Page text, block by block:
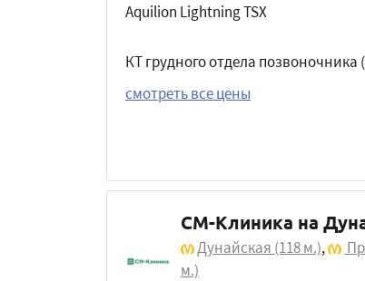
Aquilion Lightning TSX
КТ грудного отдела позвоночника
смотреть все цены
СМ-Клиника на
Дунайская (118 м.),
м.)